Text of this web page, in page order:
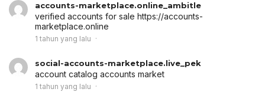
accounts-marketplace.online_ambitle
verified accounts for sale https://accounts-
marketplace.online
1 tahun yang lalu
social-accounts-marketplace.live_pek
account catalog accounts market
1 tahun yang lalu